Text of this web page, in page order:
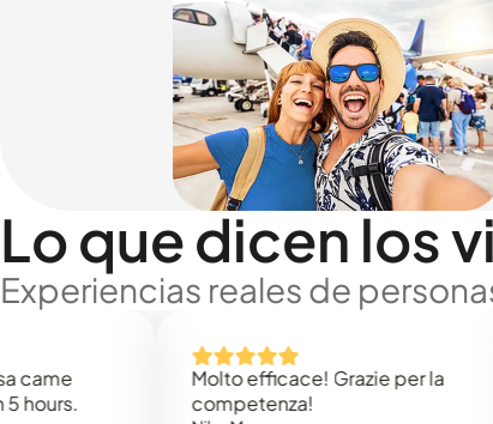
Lo que dicen los
Experiencias reales de
Molto efficace! Grazie per la
competenza!